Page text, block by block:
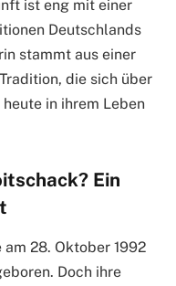
ist eng mit einer
Deutschlands
stammt aus einer
die sich über
in ihrem Leben
Ein
am 28. Oktober 1992
Doch ihre